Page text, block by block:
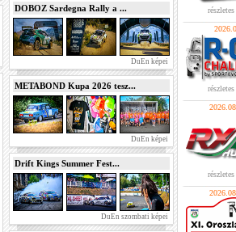
DOBOZ Sardegna Rally a ...
DuEn képei
METABOND Kupa 2026 tesz...
DuEn képei
Drift Kings Summer Fest...
DuEn szombati képei